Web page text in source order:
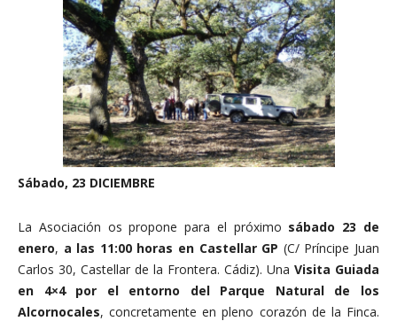
Sábado, 23 DICIEMBRE
La Asociación os propone para el próximo sábado 23 de
enero, a las 11:00 horas en Castellar GP (C/ Príncipe Juan
Carlos 30, Castellar de la Frontera. Cádiz). Una Visita Guiada
en 4×4 por el entorno del Parque Natural de los
Alcornocales, concretamente en pleno corazón de la Finca.